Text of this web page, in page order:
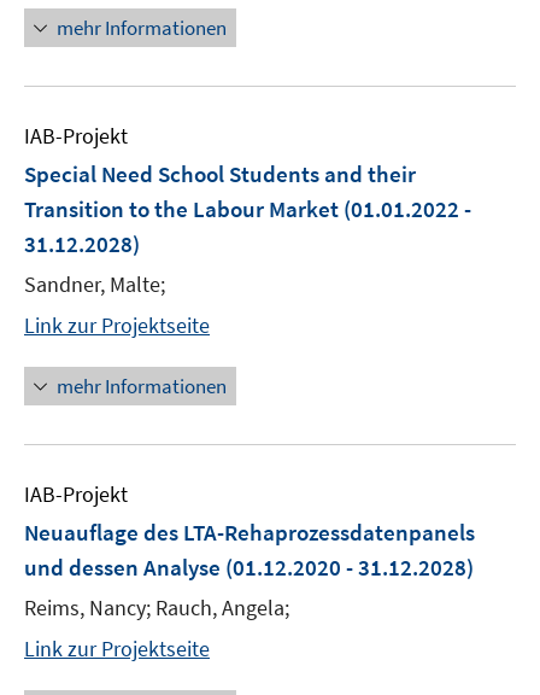
mehr Informationen
IAB-Projekt
Special Need School Students and their
Transition to the Labour Market (01.01.2022 -
31.12.2028)
Sandner, Malte;
Link zur Projektseite
mehr Informationen
IAB-Projekt
Neuauflage des LTA-Rehaprozessdatenpanels
und dessen Analyse (01.12.2020 - 31.12.2028)
Reims, Nancy; Rauch, Angela;
Link zur Projektseite